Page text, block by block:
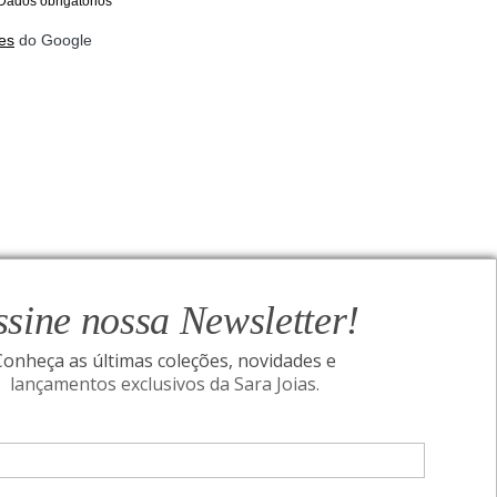
nossa Newsletter!
as últimas coleções, novidades e
lançamentos exclusivos da Sara Joias.
do Google
Assine nossa Newsletter!
Conheça as últimas coleções, novidades e
SIGA-NOS